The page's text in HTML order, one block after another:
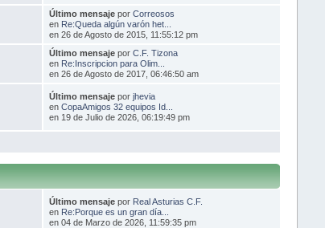
Último mensaje porCorreosos
en Re:Queda algún varón het...
en 26 de Agosto de 2015, 11:55:12 pm
Último mensaje porC.F. Tizona
en Re:Inscripcion para Olim...
en 26 de Agosto de 2017, 06:46:50 am
Último mensaje porjhevia
enCopaAmigos 32 equipos Id...
en 19 de Julio de 2026, 06:19:49 pm
Último mensaje por Real Asturias C.F.
en Re:Porque es un gran día...
en 04 de Marzo de 2026, 11:59:35 pm